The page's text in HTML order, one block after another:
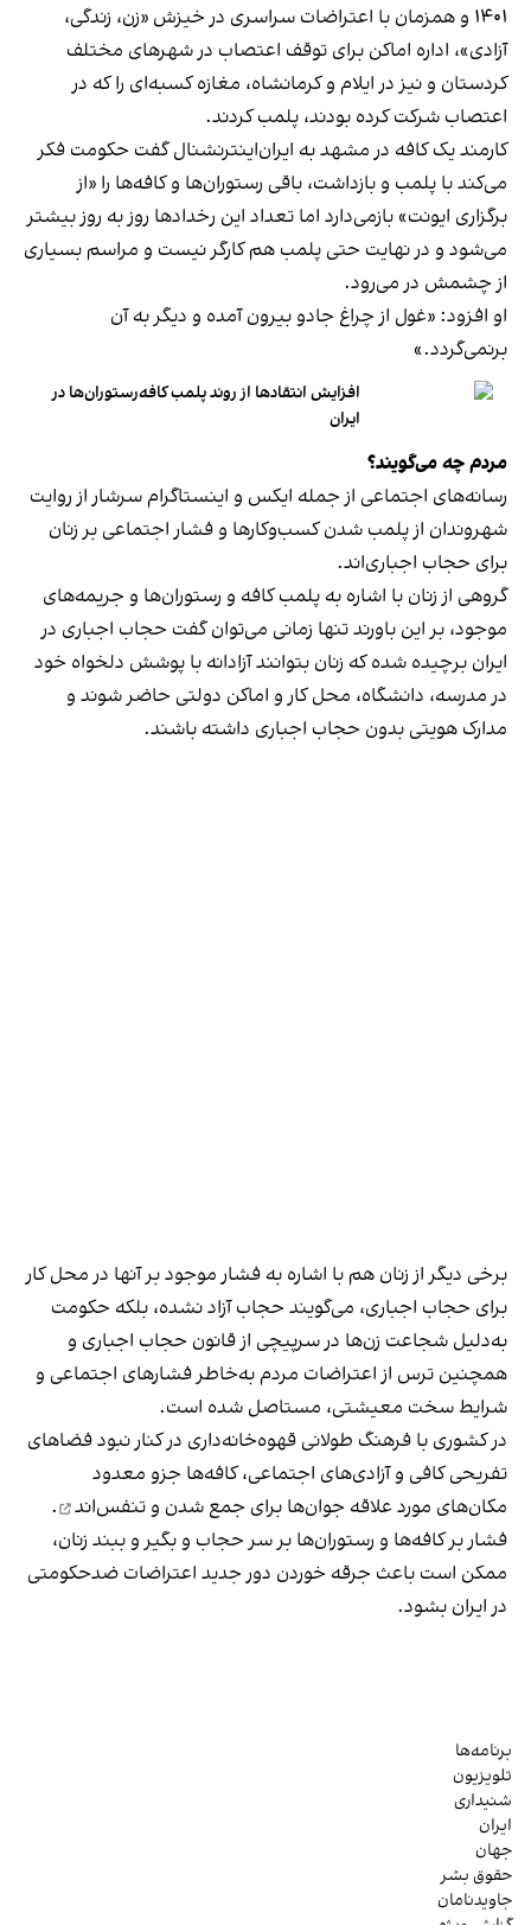
۱۴۰۱ و همزمان با اعتراضات سراسری در خیزش «زن، زندگی،
آزادی»، اداره اماکن برای توقف اعتصاب در شهرهای مختلف
کردستان و نیز در ایلام و کرمانشاه، مغازه کسبه‌ای را که در
اعتصاب شرکت کرده بودند، پلمب کردند.
کارمند یک کافه در مشهد به ایران‌اینترنشنال گفت حکومت فکر
می‌کند با پلمب و بازداشت، باقی رستوران‌ها و کافه‌ها را «از
برگزاری ایونت» بازمی‌دارد اما تعداد این رخدادها روز به روز بیشتر
می‌شود و در نهایت حتی پلمب هم کارگر نیست و مراسم بسیاری
از چشمش در می‌رود.
او افزود: «غول از چراغ جادو بیرون آمده و دیگر به آن
برنمی‎‌گردد.»
افزایش انتقادها از روند پلمب کافه‌رستوران‌ها در
ایران
مردم چه می‌گویند؟
رسانه‎‌های اجتماعی از جمله ایکس و اینستاگرام سرشار از روایت
شهروندان از پلمب شدن کسب‌وکارها و فشار اجتماعی بر زنان
برای حجاب اجباری‌اند.
گروهی از زنان با اشاره به پلمب کافه و رستوران‌ها و جریمه‌های
موجود، بر این باورند تنها زمانی می‌توان گفت حجاب اجباری در
ایران برچیده شده که زنان بتوانند آزادانه با پوشش دلخواه خود
در مدرسه، دانشگاه، محل کار و اماکن دولتی حاضر شوند و
مدارک هویتی بدون حجاب اجباری داشته باشند.
برخی دیگر از زنان هم با اشاره به فشار موجود بر آنها در محل کار
برای حجاب اجباری، می‌گویند حجاب آزاد نشده، بلکه حکومت
به‌دلیل شجاعت زن‌ها در سرپیچی از قانون حجاب اجباری و
همچنین ترس از اعتراضات مردم به‌خاطر فشارهای اجتماعی و
شرایط سخت معیشتی، مستاصل شده است.
در کشوری با فرهنگ طولانی قهوه‌‌خانه‌داری در کنار نبود فضاهای
تفریحی کافی و آزادی‌های اجتماعی، کافه‌ها جزو معدود
مکان‌های مورد علاقه جوان‌ها برای جمع شدن و تنفس‌اند
.
فشار بر کافه‌ها و رستوران‌ها بر سر حجاب و بگیر و ببند زنان،
ممکن است باعث جرقه خوردن دور جدید اعتراضات ضدحکومتی
در ایران بشود.
برنامه‌ها
تلویزیون
شنیداری
ایران
جهان
حقوق بشر
جاویدنامان